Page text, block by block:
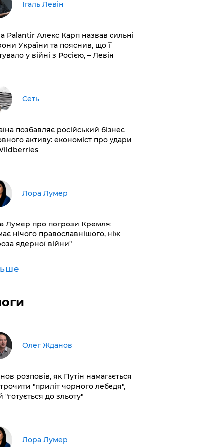
Ігаль Левін
Palantir Алекс Карп назвав сильні
України та пояснив, що її
у війні з Росією, – Левін
Сеть
позбавляє російський бізнес
активу: економіст про удари
​Лора Лумер
Лумер про погрози Кремля:
нічого православнішого, ніж
ядерної війни"
Олег Жданов
розповів, як Путін намагається
"приліт чорного лебедя",
"готується до зльоту"
​Лора Лумер